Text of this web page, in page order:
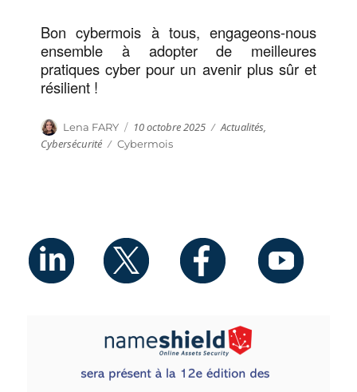
Bon cybermois à tous, engageons-nous
ensemble à adopter de meilleures
pratiques cyber pour un avenir plus sûr et
résilient !
Auteur
Lena FARY Publié
le
10 octobre 2025 Catégories
Actualités,
Cybersécurité
Étiquettes
Cybermois